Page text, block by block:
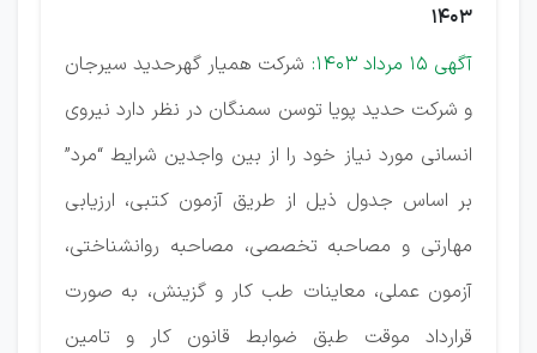
1403
آگهی 15 مرداد 1403:
شرکت همیار گهرحدید سیرجان
و شرکت حدید پویا توسن سمنگان در نظر دارد نیروی
انسانی مورد نیاز خود را از بین واجدین شرایط “مرد”
بر اساس جدول ذیل از طریق آزمون کتبی، ارزیابی
مهارتی و مصاحبه تخصصی، مصاحبه روانشناختی،
آزمون عملی، معاینات طب کار و گزینش، به صورت
قرارداد موقت طبق ضوابط قانون کار و تامین